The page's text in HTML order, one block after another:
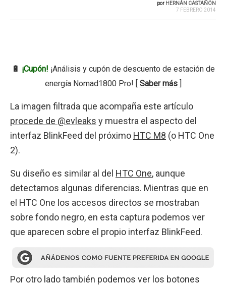
por HERNÁN CASTAÑÓN
7 FEBRERO 2014
🔋 ¡Cupón! ¡Análisis y cupón de descuento de estación de
energía Nomad1800 Pro! [ Saber más]
La imagen filtrada que acompaña este artículo
procede de @evleaks y muestra el aspecto del
interfaz BlinkFeed del próximo HTC M8 (o HTC One
2).
Su diseño es similar al del HTC One, aunque
detectamos algunas diferencias. Mientras que en
el HTC One los accesos directos se mostraban
sobre fondo negro, en esta captura podemos ver
que aparecen sobre el propio interfaz BlinkFeed.
Por otro lado también podemos ver los botones